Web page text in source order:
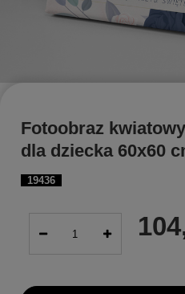
19436
Fotoobraz
dla dziecka 60x60